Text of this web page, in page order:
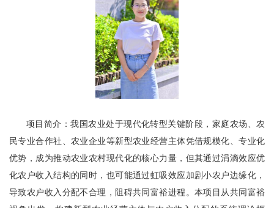
项目简介：我国农业处于现代化转型关键阶段，家庭农场、农
民专业合作社、农业企业等新型农业经营主体凭借规模化、专业化
优势，成为推动农业农村现代化的核心力量，但其通过涓滴效应优
化农户收入结构的同时，也可能通过虹吸效应加剧小农户边缘化，
导致农户收入分配不合理，阻碍共同富裕进程。本项目从共同富裕